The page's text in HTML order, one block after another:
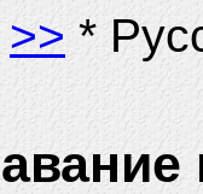
>>*